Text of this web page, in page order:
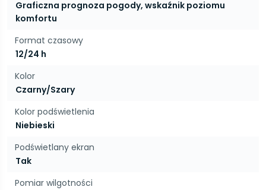
Graficzna prognoza pogody, wskaźnik poziomu
komfortu
Format czasowy
12/24 h
Kolor
Czarny/Szary
Kolor podświetlenia
Niebieski
Podświetlany ekran
Tak
Pomiar wilgotności